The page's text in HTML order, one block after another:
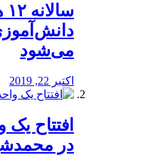
می‌شود
اکتبر 22, 2019
افتتاح
در